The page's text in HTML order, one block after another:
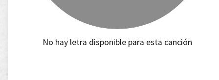
No hay letra disponible para esta canción